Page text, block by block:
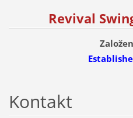
Revival
Kontakt